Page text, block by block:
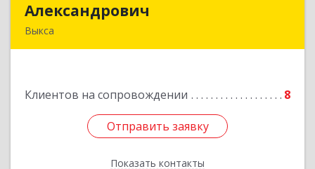
Александрович
Выкса
Клиентов на сопровождении 8
Отправить заявку
Показать контакты
Подробнее
Отправить заявку
Назад